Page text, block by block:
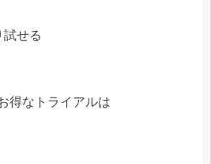
試せる
得なトライアルは